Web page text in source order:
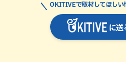
に送
OKITIVEで取材してほしい